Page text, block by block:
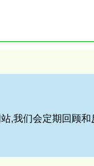
,我们会定期回顾